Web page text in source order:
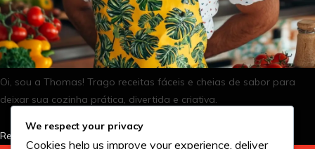
Oi, sou a Thomas! Trago receitas fáceis e cheias de sabor para
deixar sua cozinha prática, divertida e criativa.
Read More
We respect your privacy
Cookies help us improve your experience, deliver